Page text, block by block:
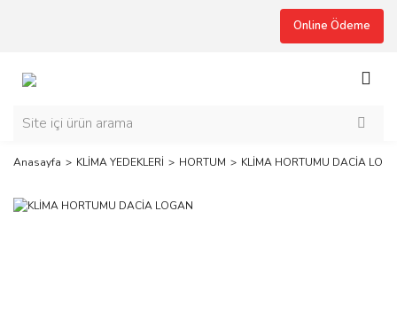
Online Ödeme
Anasayfa KLİMA YEDEKLERİ HORTUM KLİMA HORTUMU DACİA